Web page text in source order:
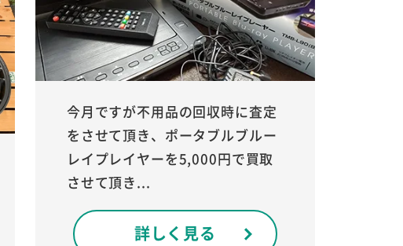
今月ですが不用品の回収時に査定
をさせて頂き、ポータブルブルー
レイプレイヤーを5,000円で買取
させて頂き...
詳しく見る